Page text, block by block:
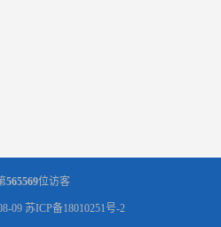
565569位访客
09 苏ICP备18010251号-2